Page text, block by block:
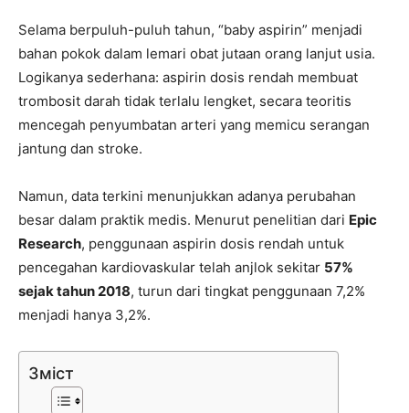
Selama berpuluh-puluh tahun, “baby aspirin” menjadi
bahan pokok dalam lemari obat jutaan orang lanjut usia.
Logikanya sederhana: aspirin dosis rendah membuat
trombosit darah tidak terlalu lengket, secara teoritis
mencegah penyumbatan arteri yang memicu serangan
jantung dan stroke.
Namun, data terkini menunjukkan adanya perubahan
besar dalam praktik medis. Menurut penelitian dari Epic
Research, penggunaan aspirin dosis rendah untuk
pencegahan kardiovaskular telah anjlok sekitar 57%
sejak tahun 2018, turun dari tingkat penggunaan 7,2%
menjadi hanya 3,2%.
Зміст